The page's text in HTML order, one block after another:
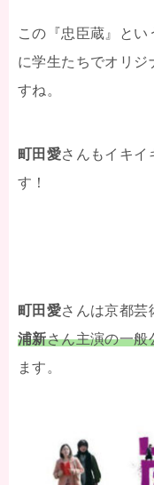
この『忠臣蔵』とい
に学生たちでオリ
すね。
町田愛さんもイキイ
す！
町田愛さんは京都芸
浦新さん主演の一般
ます。